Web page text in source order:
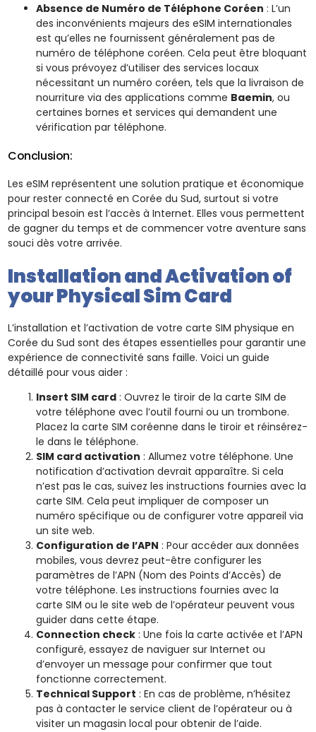
Absence de Numéro de Téléphone Coréen : L’un
des inconvénients majeurs des eSIM internationales
est qu’elles ne fournissent généralement pas de
numéro de téléphone coréen. Cela peut être bloquant
si vous prévoyez d’utiliser des services locaux
nécessitant un numéro coréen, tels que la livraison de
nourriture via des applications comme Baemin, ou
certaines bornes et services qui demandent une
vérification par téléphone.
Conclusion:
Les eSIM représentent une solution pratique et économique
pour rester connecté en Corée du Sud, surtout si votre
principal besoin est l’accès à Internet. Elles vous permettent
de gagner du temps et de commencer votre aventure sans
souci dès votre arrivée.
Installation and Activation of
your Physical Sim Card
L’installation et l’activation de votre carte SIM physique en
Corée du Sud sont des étapes essentielles pour garantir une
expérience de connectivité sans faille. Voici un guide
détaillé pour vous aider :
Insert SIM card : Ouvrez le tiroir de la carte SIM de
votre téléphone avec l’outil fourni ou un trombone.
Placez la carte SIM coréenne dans le tiroir et réinsérez-
le dans le téléphone.
SIM card activation : Allumez votre téléphone. Une
notification d’activation devrait apparaître. Si cela
n’est pas le cas, suivez les instructions fournies avec la
carte SIM. Cela peut impliquer de composer un
numéro spécifique ou de configurer votre appareil via
un site web.
Configuration de l’APN : Pour accéder aux données
mobiles, vous devrez peut-être configurer les
paramètres de l’APN (Nom des Points d’Accès) de
votre téléphone. Les instructions fournies avec la
carte SIM ou le site web de l’opérateur peuvent vous
guider dans cette étape.
Connection check : Une fois la carte activée et l’APN
configuré, essayez de naviguer sur Internet ou
d’envoyer un message pour confirmer que tout
fonctionne correctement.
Technical Support : En cas de problème, n’hésitez
pas à contacter le service client de l’opérateur ou à
visiter un magasin local pour obtenir de l’aide.